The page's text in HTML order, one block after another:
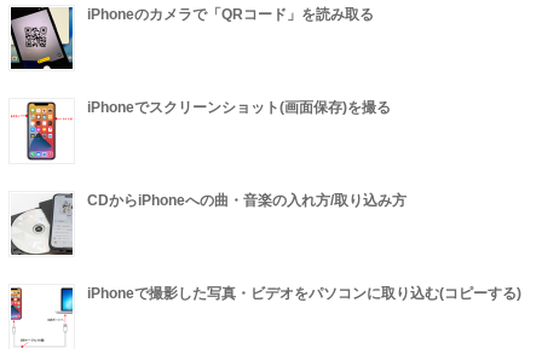
iPhoneのカメラで「QRコード」を読み取る
iPhoneでスクリーンショット(画面保存)を撮る
CDからiPhoneへの曲・音楽の入れ方/取り込み方
iPhoneで撮影した写真・ビデオをパソコンに取り込む(コピーする)